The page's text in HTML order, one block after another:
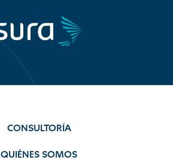
CONSULTORÍA
QUIÉNES SOMOS